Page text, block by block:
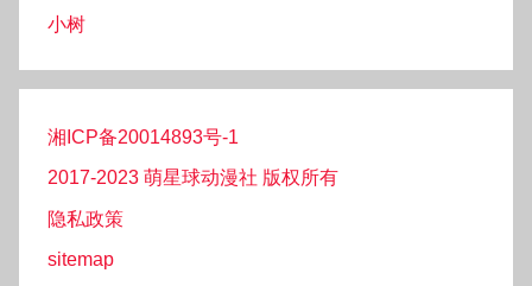
小树
湘ICP备20014893号-1
2017-2023 萌星球动漫社 版权所有
隐私政策
sitemap